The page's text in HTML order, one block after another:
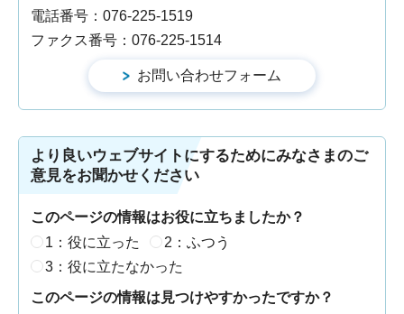
電話番号：076-225-1519
ファクス番号：076-225-1514
より良いウェブサイトにするためにみなさまのご
意見をお聞かせください
このページの情報はお役に立ちましたか？
1：役に立った
2：ふつう
3：役に立たなかった
このページの情報は見つけやすかったですか？